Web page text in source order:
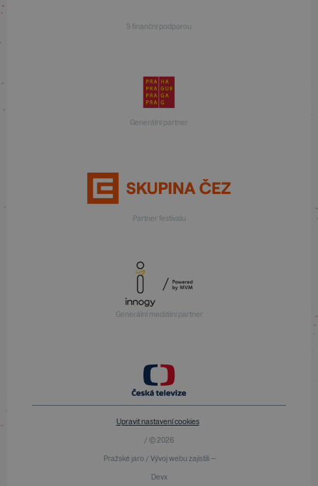
S finanční podporou
Generální partner
Partner festivalu
Generální mediální partner
Upravit nastavení cookies
/ © 2026
Pražské jaro / Vývoj webu zajistili —
Devx